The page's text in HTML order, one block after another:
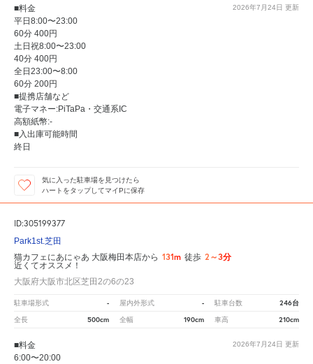
2026年7月24日 更新
■料金
平日8:00〜23:00
60分 400円
土日祝8:00〜23:00
40分 400円
全日23:00〜8:00
60分 200円
■提携店舗など
電子マネー:PiTaPa・交通系IC
高額紙幣:-
■入出庫可能時間
終日
気に入った駐車場を見つけたら
ハートをタップしてマイPに保存
ID:305199377
Park1st.芝田
猫カフェにあにゃあ 大阪梅田本店から 131m 徒歩 2～3分
近くてオススメ！
大阪府大阪市北区芝田2の6の23
駐車場形式 - 屋内外形式 - 駐車台数 246台
全長 500cm 全幅 190cm 車高 210cm
2026年7月24日 更新
■料金
6:00〜20:00